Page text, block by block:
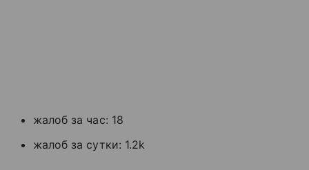
жалоб за час: 18
жалоб за сутки: 1.2k